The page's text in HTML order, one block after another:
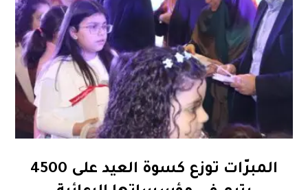
المبرّات توزع كسوة العيد على 4500